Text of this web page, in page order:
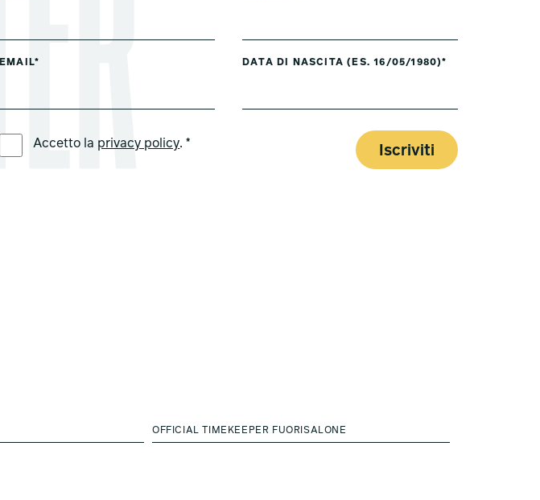
EMAIL* DATA DI NASCITA (ES. 16/05/1980)*
Accetto la privacy policy. * Iscriviti
OFFICIAL TIMEKEEPER FUORISALONE